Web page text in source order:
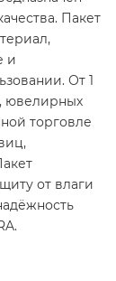
Пакет
и
От 1
ювелирных
торговле
от влаги